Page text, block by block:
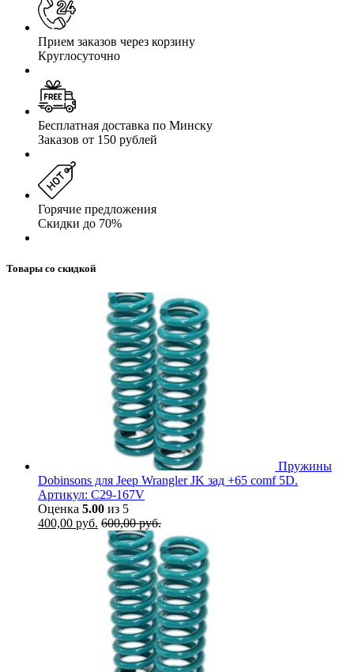
Прием заказов через корзину
Круглосуточно
Бесплатная доставка по Минску
Заказов от 150 рублей
Горячие предложения
Скидки до 70%
Товары со скидкой
Пружины
Dobinsons для Jeep Wrangler JK зад +65 comf 5D.
Артикул: C29-167V
Оценка 5.00 из 5
400,00 руб. 600,00руб.